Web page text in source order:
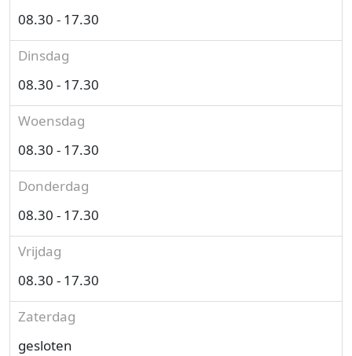
08.30 - 17.30
Dinsdag
08.30 - 17.30
Woensdag
08.30 - 17.30
Donderdag
08.30 - 17.30
Vrijdag
08.30 - 17.30
Zaterdag
gesloten